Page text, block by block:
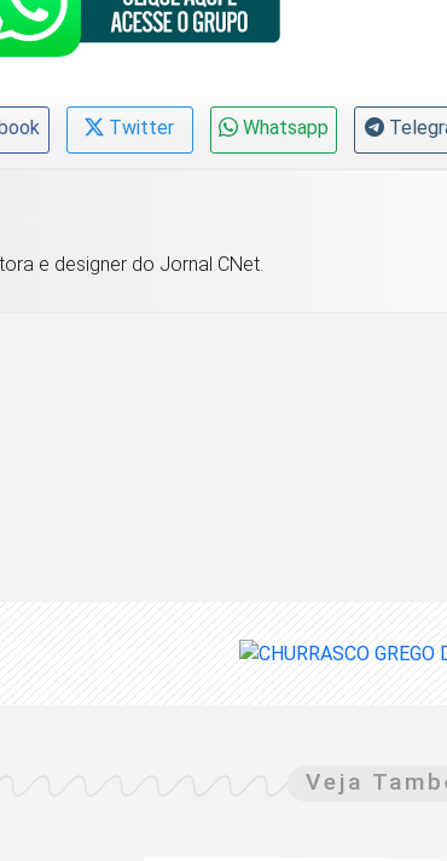
Twitter Whatsapp
e designer do Jornal CNet.
Veja